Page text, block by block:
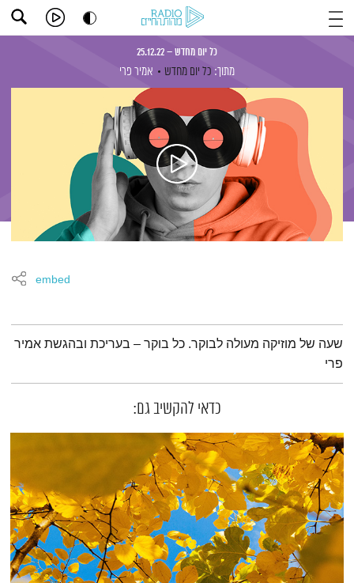
כל יום מחדש – 25.12.22
מתוך: כל יום מחדש אמיר פרי
embed
תמצית הפודקאסט
שעה של מוזיקה מעולה לבוקר. כל בוקר – בעריכת ובהגשת אמיר
פרי
כדאי להקשיב גם: